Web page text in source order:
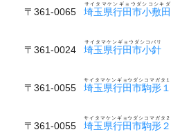
〒361-0065 埼玉県行田市小敷田
サイタマケンギョウダシコシキダ
〒361-0024 埼玉県行田市小針
サイタマケンギョウダシコバリ
〒361-0055 埼玉県行田市駒形１
サイタマケンギョウダシコマガタ１
〒361-0055 埼玉県行田市駒形２
サイタマケンギョウダシコマガタ２